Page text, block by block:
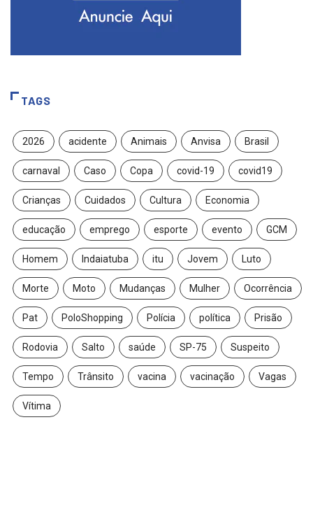
TAGS
2026 acidente Animais Anvisa Brasil
carnaval Caso Copa covid-19 covid19
Crianças Cuidados Cultura Economia
educação emprego esporte evento GCM
Homem Indaiatuba itu Jovem Luto
Morte Moto Mudanças Mulher Ocorrência
Pat PoloShopping Polícia política Prisão
Rodovia Salto saúde SP-75 Suspeito
Tempo Trânsito vacina vacinação Vagas
Vítima